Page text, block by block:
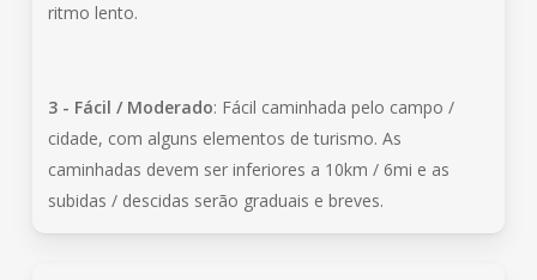
ritmo lento.
3 - Fácil / Moderado: Fácil caminhada pelo campo /
cidade, com alguns elementos de turismo. As
caminhadas devem ser inferiores a 10km / 6mi e as
subidas / descidas serão graduais e breves.